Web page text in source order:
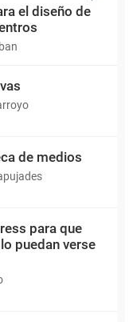
el diseño de
de medios
para que
puedan verse